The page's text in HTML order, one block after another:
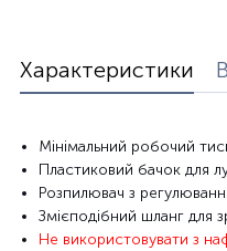
Характеристики
Мінімальний робочий
Пластиковий бачок для
Розпилювач з
Змієподібний шланг для
Не використовувати з